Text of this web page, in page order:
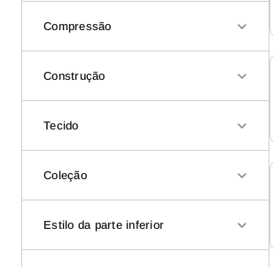
Compressão
Construção
Tecido
Coleção
Estilo da parte inferior